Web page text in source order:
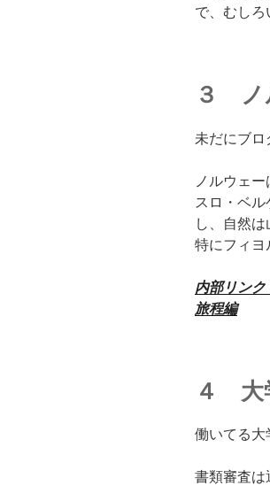
で、むし
３ ノ
未だにブ
ノルウェ
スロ・ベ
し、自然
特にフィヨ
内部リン
旅程編
４ 大
働いてる大
書類審査は